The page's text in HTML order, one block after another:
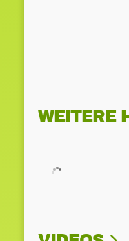
WEITERE